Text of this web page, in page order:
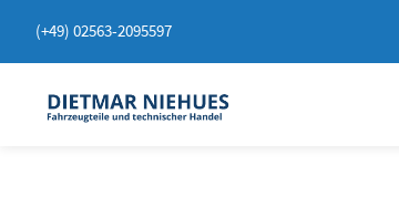
zum
(+49) 02563-2095597